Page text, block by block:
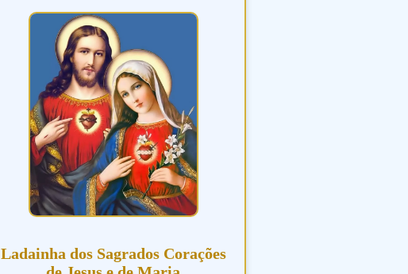
Ladainha dos Sagrados Corações